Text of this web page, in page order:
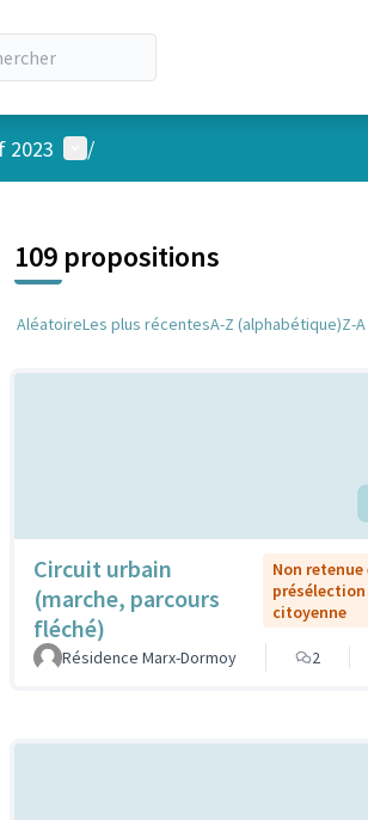
2023 Menu utilisateur
/
109 propositions
AléatoireLes plus récentesA-Z (alphabétique)Z-
Circuit urbain
(marche, parcours
fléché)
Non retenue
présélection
citoyenne
Résidence Marx-Dormoy 2